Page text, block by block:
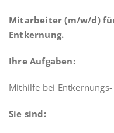
Mitarbeiter (m/w/d)
Entkernung.
Ihre Aufgaben:
Mithilfe bei
Sie sind: